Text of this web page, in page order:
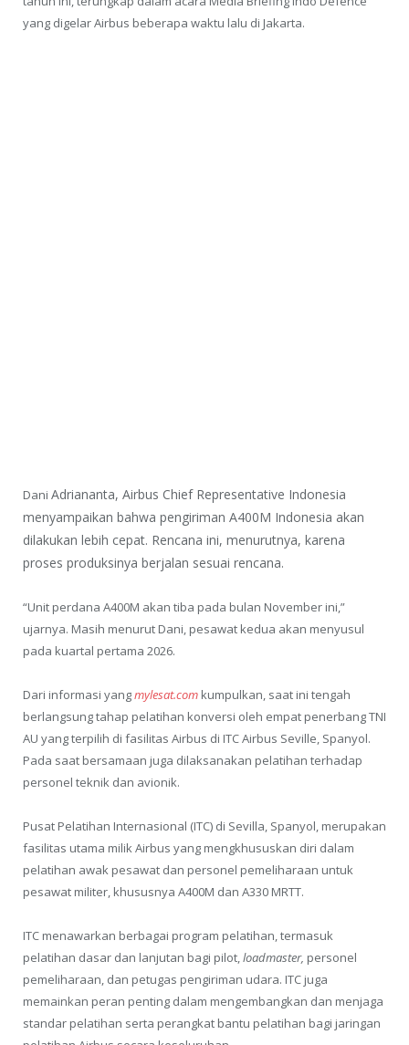
yang digelar Airbus beberapa waktu lalu di Jakarta.
Dani Adriananta, Airbus Chief Representative Indonesia
menyampaikan bahwa pengiriman A400M Indonesia akan
dilakukan lebih cepat. Rencana ini, menurutnya, karena
proses produksinya berjalan sesuai rencana.
“Unit perdana A400M akan tiba pada bulan November ini,”
ujarnya. Masih menurut Dani, pesawat kedua akan menyusul
pada kuartal pertama 2026.
Dari informasi yangmylesat.com kumpulkan, saat ini tengah
berlangsung tahap pelatihan konversi oleh empat penerbang TNI
AU yang terpilih di fasilitas Airbus di ITC Airbus Seville, Spanyol.
Pada saat bersamaan juga dilaksanakan pelatihan terhadap
personel teknik dan avionik.
Pusat Pelatihan Internasional (ITC) di Sevilla, Spanyol, merupakan
fasilitas utama milik Airbus yang mengkhususkan diri dalam
pelatihan awak pesawat dan personel pemeliharaan untuk
pesawat militer, khususnya A400M dan A330 MRTT.
ITC menawarkan berbagai program pelatihan, termasuk
pelatihan dasar dan lanjutan bagi pilot,loadmaster, personel
pemeliharaan, dan petugas pengiriman udara. ITC juga
memainkan peran penting dalam mengembangkan dan menjaga
standar pelatihan serta perangkat bantu pelatihan bagi jaringan